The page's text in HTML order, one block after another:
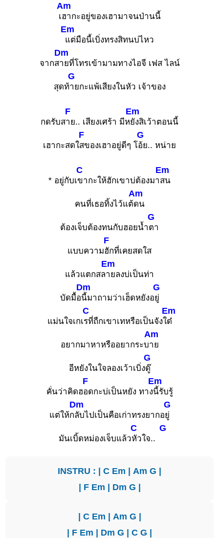
เ
Am
ฮากะอยู่ของเฮามาจนป่านนี้
Em
แต่มือนี้เบิ่งทรงสิทนบ่ไหว
จากส
Dm
ายที่โทรเข้ามามทางไอจี เฟส ไลน์
สุดท้
G
ายกะแพ้เสียงในหัว เจ้าของ
กดรับส
F
าย.. เสียงเศร้า มีห
Em
ยังสิเว้าตอนนี้
เฮากะสดใ
F
สของเฮาอยู่ดีๆ โ
G
อ้ย.. หน่าย
* อยู่กับเ
C
ขากะให้ฮักเขาบ่ต้องมา
Em
สน
คนที่เธอทิ้งไว้แต้
Am
ดน
ต้องเจ็บต้องทนกับฮอยน้ำ
G
ตา
แบบความ
F
ฮักที่เคยสดใส
แล้วแตกสล
Em
ายลงบ่เป็นท่า
บัดมื้อ
Dm
นี้มาถามว่าเฮ็ดหยังอ
G
ยู่
แม่นใจเกเ
C
รที่ถืกเขาเทหรือเป็นจังใ
Em
ด๋
อยากมาหาหรืออยากระบ
Am
าย
อีหยังในใจลองเว้าเบิ่ง
G
ดู๊
คั่นว่าคิดฮ
F
อดกะบ่เป็นหยัง ทาง
Em
นี้รับรู้
แต่ให้ก
Dm
ลับไปเป็นคือเก่าทรงยากอ
G
ยู่
มันเบิ้ดหม่องเจ็บแล้ว
C
หัวใจ..
G
INSTRU : | C Em | Am G |
| F Em | Dm G |
| C Em | Am G |
| F Em | Dm G | C G |